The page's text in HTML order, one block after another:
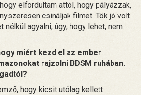
elfordultam attól, hogy pályázzak,
csináljak filmet. Tök jó volt
nélkül agyalni, úgy, hogy lehet, nem
miért kezd el az ember
rajzolni BDSM ruhában.
hogy kicsit utólag kellett